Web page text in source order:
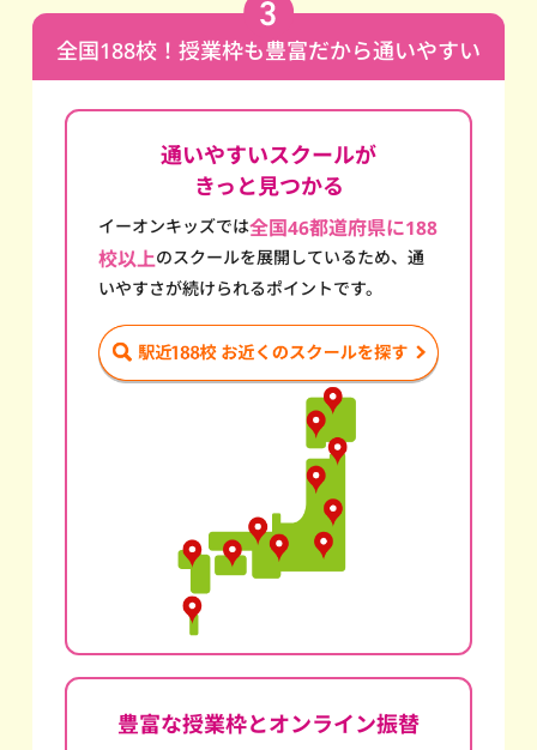
全国188校！授業枠も豊富だから通いやすい
通いやすいスクールが
きっと見つかる
イーオンキッズでは全国46都道府県に188
校以上のスクールを展開しているため、通
いやすさが続けられるポイントです。
豊富な授業枠とオンライン振替